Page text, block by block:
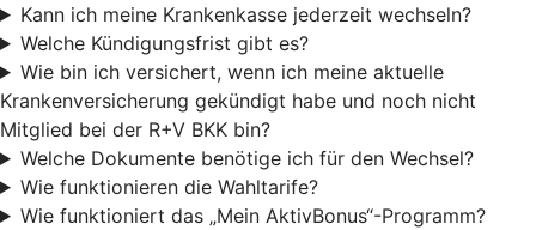
Kann ich meine Krankenkasse jederzeit wechseln?
Welche Kündigungsfrist gibt es?
Wie bin ich versichert, wenn ich meine aktuelle
Krankenversicherung gekündigt habe und noch nicht
Mitglied bei der R+V BKK bin?
Welche Dokumente benötige ich für den Wechsel?
Wie funktionieren die Wahltarife?
Wie funktioniert das „Mein AktivBonus“-Programm?